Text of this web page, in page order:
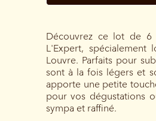
Découvrez ce lot de 6
L'Expert, spécialement
Louvre. Parfaits pour
sont à la fois légers et
apporte une petite
pour vos dégustations
sympa et raffiné.